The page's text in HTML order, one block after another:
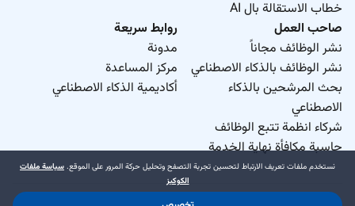
خطاب الاستقالة بال AI
صاحب العمل
نشر الوظائف مجاناً
نشر الوظائف بالذكاء الاصطناعي
بحث المرشحين بالذكاء
الاصطناعي
شركاء انظمة تتبع الوظائف
حاسبة مكافأة نهاية الخدمة
روابط سريعة
مدونة
مركز المساعدة
أكاديمية الذكاء الاصطناعي
نستخدم ملفات تعريف الارتباط لتحسين تجربة التصفح وتحليل حركة المرور على الموقع. سياسة ملفات
الكوكيز